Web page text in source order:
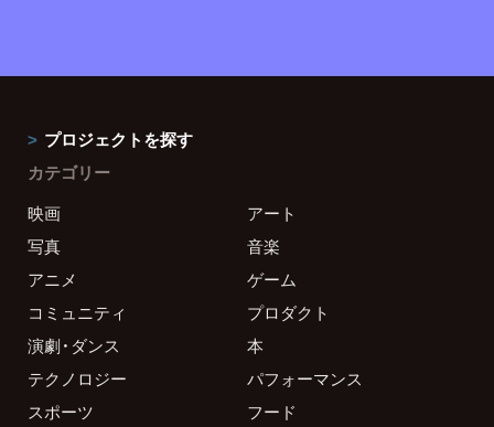
プロジェクトを探す
カテゴリー
映画
アート
写真
音楽
アニメ
ゲーム
コミュニティ
プロダクト
演劇・ダンス
本
テクノロジー
パフォーマンス
スポーツ
フード